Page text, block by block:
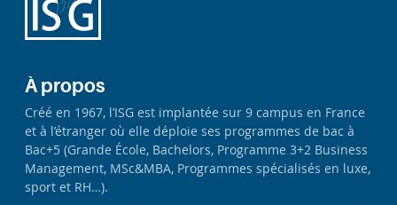
À propos
Créé en 1967, l’ISG est implantée sur 9 campus en France
et à l’étranger où elle déploie ses programmes de bac à
Bac+5 (Grande École, Bachelors, Programme 3+2 Business
Management, MSc&MBA, Programmes spécialisés en luxe,
sport et RH…).